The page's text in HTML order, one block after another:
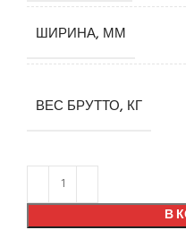
ШИРИНА, ММ
ВЕС БРУТТО, КГ
В